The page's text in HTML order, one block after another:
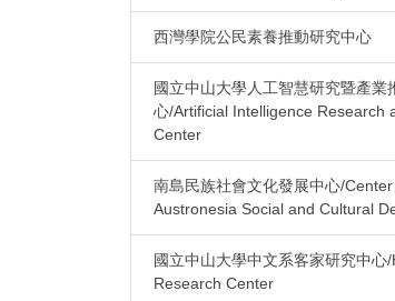
西灣學院公民素養推動研究中心
國立中山大學人工智慧研究暨產業
心/Artificial Intelligence Research
Center
南島民族社會文化發展中心/
Austronesia Social and Cultural
國立中山大學中文系客家研究中心/
Research Center